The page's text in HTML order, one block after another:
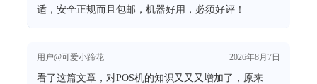
适，安全正规而且包邮，机器好用，必须好评！
用户@可爱小蹄花 2026年8月7日
看了这篇文章，对POS机的知识又又又增加了，原来